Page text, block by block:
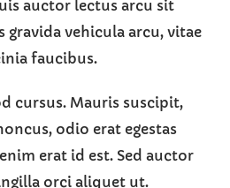
auctor lectus arcu sit
gravida vehicula arcu, vitae
faucibus.
cursus. Mauris suscipit,
odio erat egestas
erat id est. Sed auctor
orci aliquet ut.